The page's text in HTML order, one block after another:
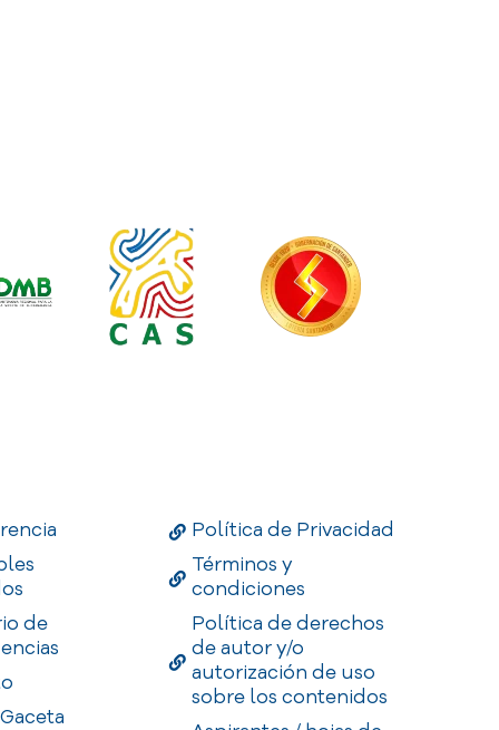
de
Política de Privacidad
Términos y
condiciones
Política de derechos
de autor y/o
autorización de uso
sobre los contenidos